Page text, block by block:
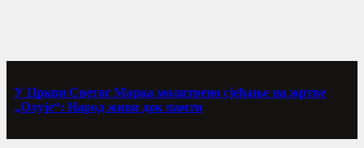
У Цркви Светог Марка молитвено сјећање на жртве
„Олује“: Народ живи док памти